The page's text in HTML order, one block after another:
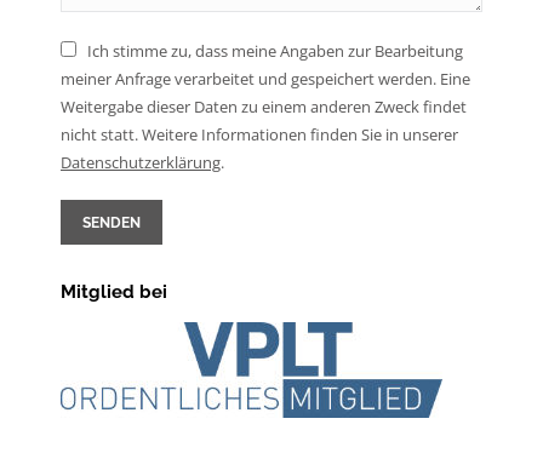
Ich stimme zu, dass meine Angaben zur Bearbeitung
meiner Anfrage verarbeitet und gespeichert werden. Eine
Weitergabe dieser Daten zu einem anderen Zweck findet
nicht statt. Weitere Informationen finden Sie in unserer
Daten­schutz­erklärung.
SENDEN
Mitglied bei